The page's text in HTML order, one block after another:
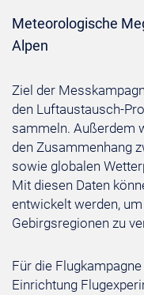
Mete­o­ro­lo­gi­sche
Alpen
Ziel der
den Luftaustausch-
sammeln. Außerdem
den Zusammenhang
sowie globalen
Mit diesen Daten
entwickelt werden,
Gebirgsregionen zu
Für die
Einrichtung